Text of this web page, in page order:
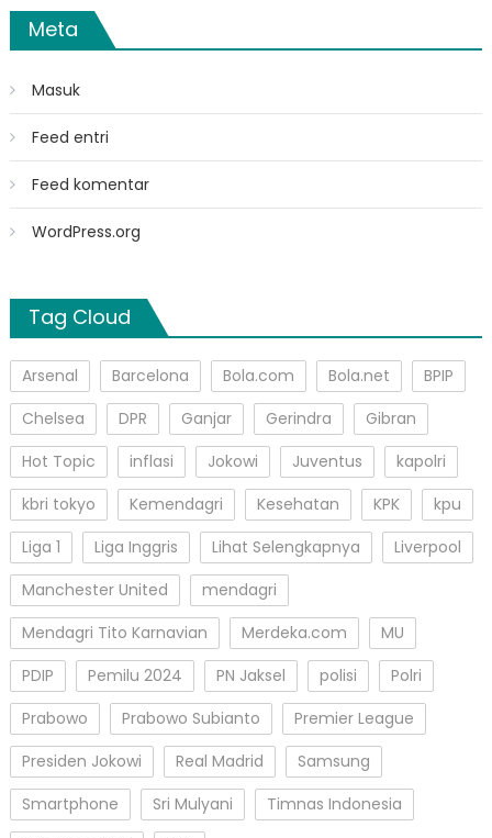
Meta
Masuk
Feed entri
Feed komentar
WordPress.org
Tag Cloud
Arsenal Barcelona Bola.com Bola.net
BPIP
Chelsea
DPR Ganjar Gerindra
Gibran
Hot Topic
inflasi Jokowi Juventus
kapolri
kbri tokyo
Kemendagri Kesehatan KPK
kpu
Liga 1
Liga Inggris Lihat Selengkapnya
Liverpool
Manchester United
mendagri
Mendagri Tito Karnavian
Merdeka.com
MU
PDIP
Pemilu 2024 PN Jaksel polisi
Polri
Prabowo
Prabowo Subianto
Premier League
Presiden Jokowi
Real Madrid
Samsung
Smartphone
Sri Mulyani
Timnas Indonesia